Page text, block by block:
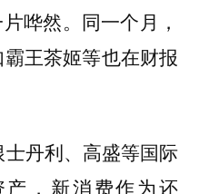
哗然。同一个月，
王茶姬等也在财报
丹利、高盛等国际
，新消费作为还